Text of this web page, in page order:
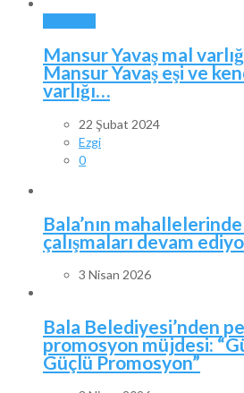
Mansur Yavaş mal
Mansur Yavaş eşi ve
varlığı…
22 Şubat 2024
Ezgi
0
Bala’nın
çalışmaları devam
3 Nisan 2026
Bala Belediyesi’nden
promosyon müjdesi:
Güçlü Promosyon”